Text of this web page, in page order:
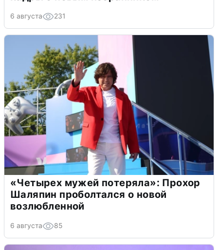
6 августа 231
«Четырех мужей потеряла»: Прохор
Шаляпин проболтался о новой
возлюбленной
6 августа 85